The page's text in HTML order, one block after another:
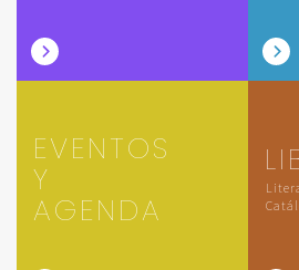
EVENTOS
Y
AGENDA